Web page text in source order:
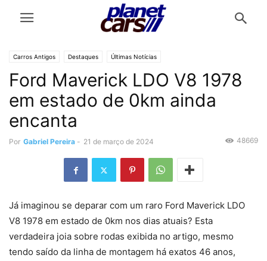
Carros Antigos Destaques Últimas Notícias
Ford Maverick LDO V8 1978
em estado de 0km ainda
encanta
Por Gabriel Pereira - 21 de março de 2024 48669
Já imaginou se deparar com um raro Ford Maverick LDO
V8 1978 em estado de 0km nos dias atuais? Esta
verdadeira joia sobre rodas exibida no artigo, mesmo
tendo saído da linha de montagem há exatos 46 anos,